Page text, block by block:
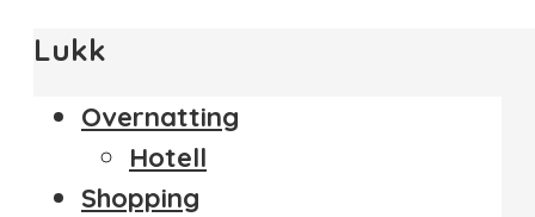
Lukk
Overnatting
Hotell
Shopping